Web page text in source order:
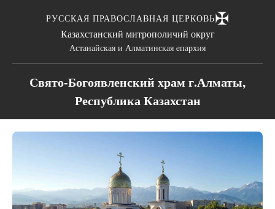
РУССКАЯ ПРАВОСЛАВНАЯ ЦЕРКОВЬ✠
Казахстанский митрополичий округ
Астанайская и Алматинская eпархия
Свято-Богоявленский храм г.Алматы,
Республика Казахстан